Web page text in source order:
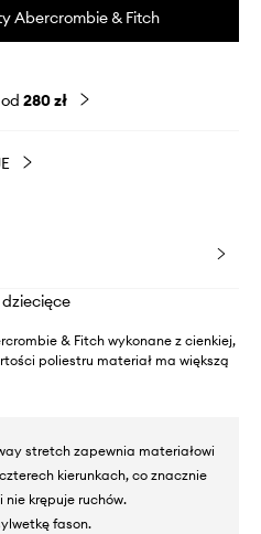
Abercrombie & Fitch
280 zł
& Fitch wykonane z cienkiej,
poliestru materiał ma większą
stretch zapewnia materiałowi
kierunkach, co znacznie
krępuje ruchów.
fason.